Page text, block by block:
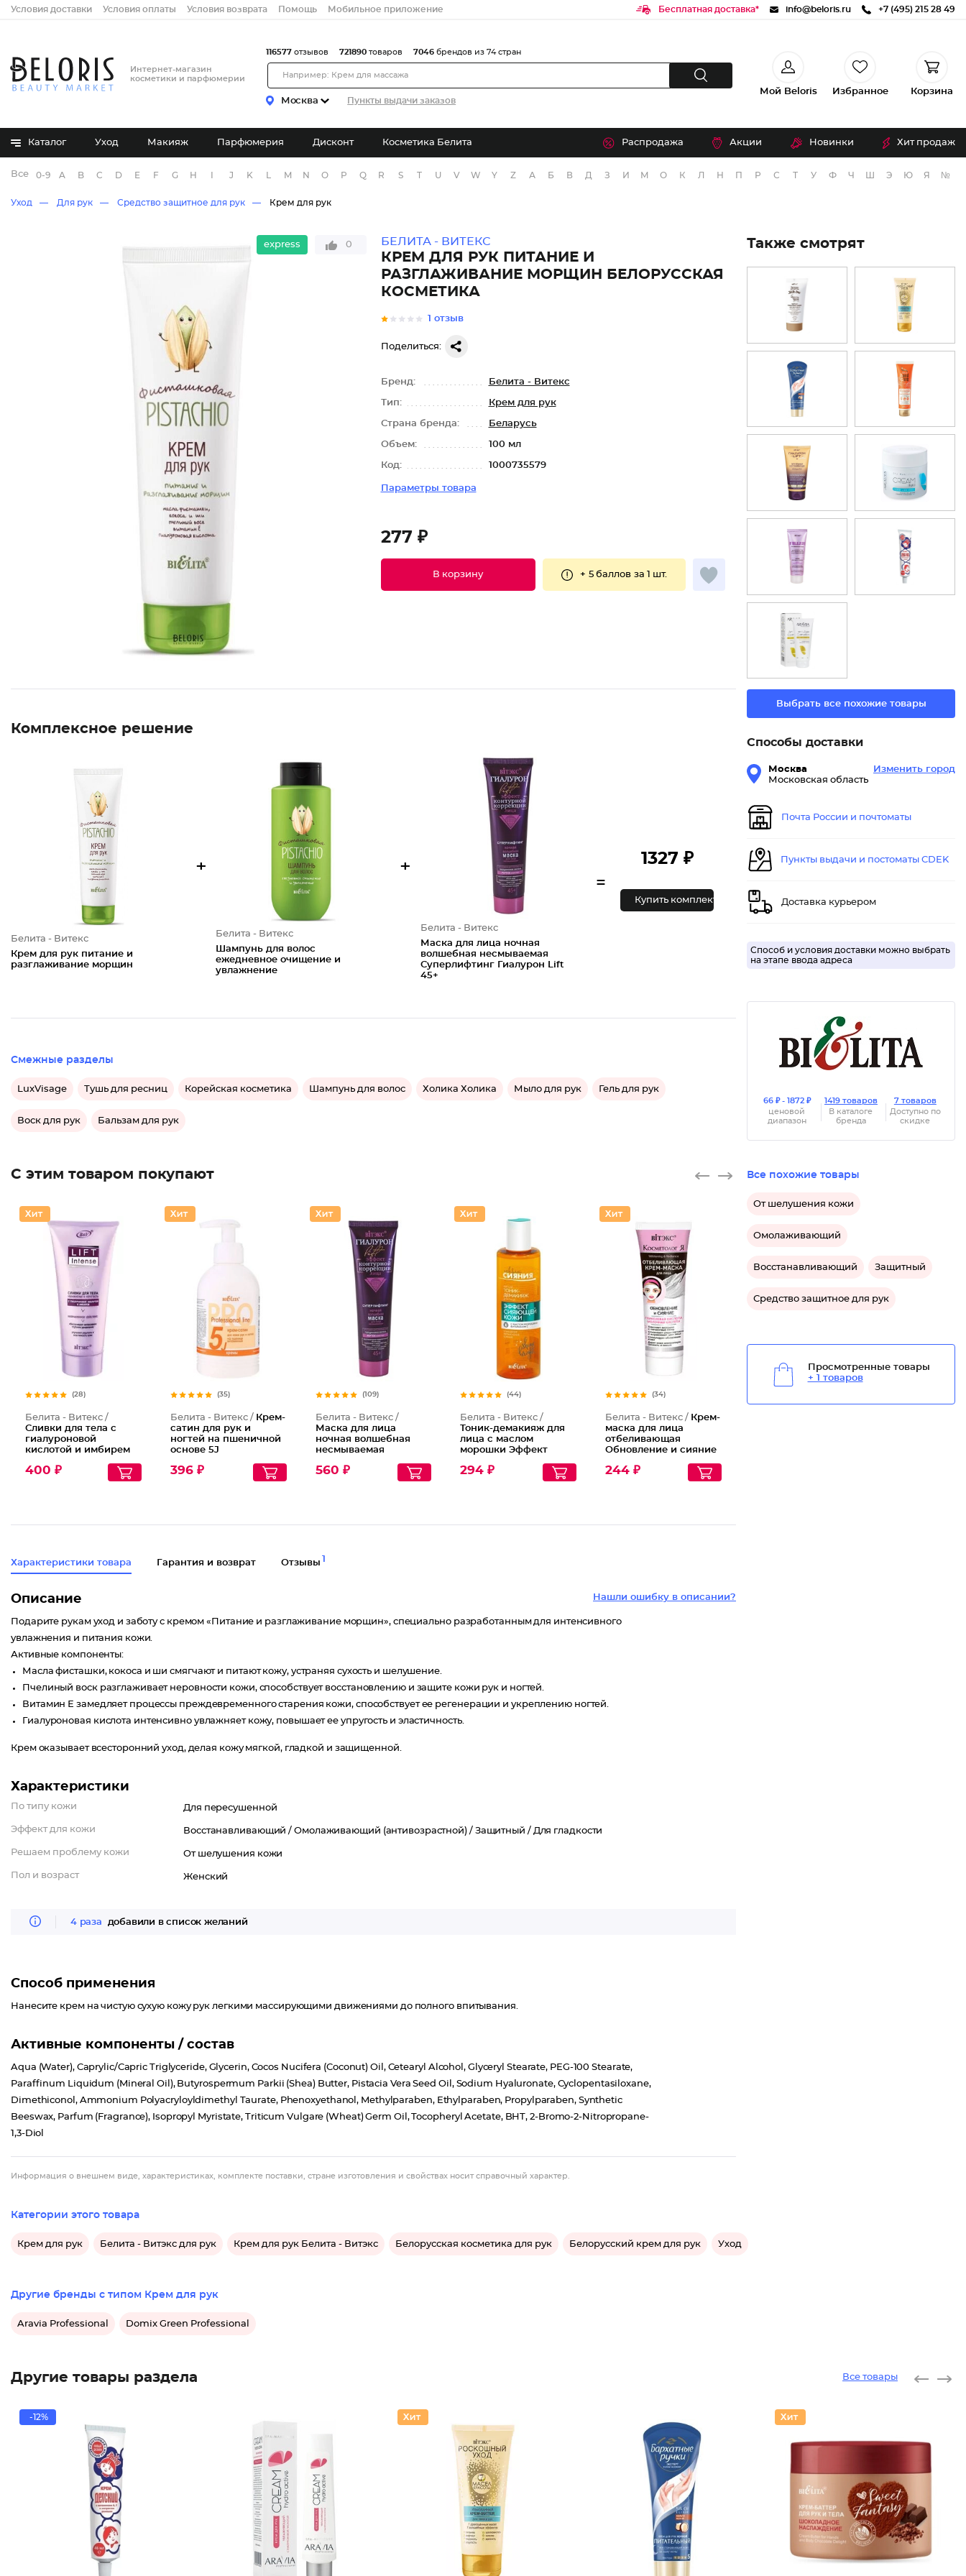
Условия доставки Условия оплаты Условия возврата Помощь Мобильное приложение Бесплатная доставка* info@beloris.ru +7 (495) 215 28 49
Интернет-магазин
косметики и парфюмерии
Москва Пункты выдачи заказов
116577 отзывов 721890 товаров 7046 брендов из 74 стран
Мой Beloris Избранное Корзина
Каталог Уход Макияж Парфюмерия Дисконт Косметика Белита Распродажа Акции Новинки Хит продаж
Все бренды
0-9 A B C D E F G H J K M N O P Q R S T U V W Y Z А Б В Д З И М О К Л Н П Р С Т У Ф Ч Э Ю Я №
Уход Для рук Средство защитное для рук Крем для рук
express 0 БЕЛИТА - ВИТЕКС
КРЕМ ДЛЯ РУК ПИТАНИЕ И
РАЗГЛАЖИВАНИЕ МОРЩИН БЕЛОРУССКАЯ
КОСМЕТИКА
1 отзыв
Поделиться:
Бренд: Белита - Витекс
Тип: Крем для рук
Страна бренда: Беларусь
Объем: 100 мл
Код: 1000735579
Параметры товара
277 ₽
В корзину + 5 баллов за 1 шт.
Комплексное решение
Белита - Витекс
Крем для рук питание и
разглаживание морщин
+
Белита - Витекс
Шампунь для волос
ежедневное очищение и
увлажнение
+
Белита - Витекс
Маска для лица ночная
волшебная несмываемая
Суперлифтинг Гиалурон Lift
45+
=
1327 ₽
Купить комплект
Смежные разделы
LuxVisage Тушь для ресниц Корейская косметика Шампунь для волос Холика Холика Мыло для рук Гель для рук
Воск для рук Бальзам для рук
С этим товаром покупают
(28)
Белита - Витекс /
Сливки для тела с
гиалуроновой
кислотой и имбирем
упругость
400 ₽
(35)
Белита - Витекс / Крем-
сатин для рук и
ногтей на пшеничной
основе 5J
396 ₽
(109)
Белита - Витекс /
Маска для лица
ночная волшебная
несмываемая
Гиалурон Lift 45+
560 ₽
(44)
Белита - Витекс /
Тоник-демакияж для
лица с маслом
морошки Эффект
Сияния
294 ₽
(34)
Белита - Витекс / Крем-
маска для лица
отбеливающая
Обновление и сияние
244 ₽
Характеристики товара Гарантия и возврат Отзывы 1
Нашли ошибку в описании?
Описание
Подарите рукам уход и заботу с кремом «Питание и разглаживание морщин», специально разработанным для интенсивного
увлажнения и питания кожи.
Активные компоненты:
Масла фисташки, кокоса и ши смягчают и питают кожу, устраняя сухость и шелушение.
Пчелиный воск разглаживает неровности кожи, способствует восстановлению и защите кожи рук и ногтей.
Витамин Е замедляет процессы преждевременного старения кожи, способствует ее регенерации и укреплению ногтей.
Гиалуроновая кислота интенсивно увлажняет кожу, повышает ее упругость и эластичность.
Крем оказывает всесторонний уход, делая кожу мягкой, гладкой и защищенной.
Характеристики
По типу кожи Для пересушенной
Эффект для кожи Восстанавливающий / Омолаживающий (антивозрастной) / Защитный / Для гладкости
Решаем проблему кожи От шелушения кожи
Пол и возраст Женский
4 раза добавили в список желаний
Способ применения
Нанесите крем на чистую сухую кожу рук легкими массирующими движениями до полного впитывания.
Активные компоненты / состав
Aqua (Water), Caprylic/Capric Triglyceride, Glycerin, Cocos Nucifera (Coconut) Oil, Cetearyl Alcohol, Glyceryl Stearate, PEG-100 Stearate,
Paraffinum Liquidum (Mineral Oil), Butyrospermum Parkii (Shea) Butter, Pistacia Vera Seed Oil, Sodium Hyaluronate, Cyclopentasiloxane,
Dimethiconol, Ammonium Polyacryloyldimethyl Taurate, Phenoxyethanol, Methylparaben, Ethylparaben, Propylparaben, Synthetic
Beeswax, Parfum (Fragrance), Isopropyl Myristate, Triticum Vulgare (Wheat) Germ Oil, Tocopheryl Acetate, BHT, 2-Bromo-2-Nitropropane-
1,3-Diol
Информация о внешнем виде, характеристиках, комплекте поставки, стране изготовления и свойствах носит справочный характер.
Также смотрят
Выбрать все похожие товары
Способы доставки
Москва
Московская область
Изменить город
Почта России и почтоматы
Пункты выдачи и постоматы CDEK
Доставка курьером
Способ и условия доставки можно выбрать
на этапе ввода адреса
66 ₽ - 1872 ₽
ценовой
диапазон
1419 товаров
В каталоге
бренда
7 товаров
Доступно по
скидке
Все похожие товары
От шелушения кожи
Омолаживающий
Восстанавливающий Защитный
Средство защитное для рук
Просмотренные товары
+ 1 товаров
Категории этого товара
Крем для рук Белита - Витэкс для рук Крем для рук Белита - Витэкс Белорусская косметика для рук Белорусский крем для рук Уход
Другие бренды с типом Крем для рук
Aravia Professional Domix Green Professional
Другие товары раздела Все товары
-12%